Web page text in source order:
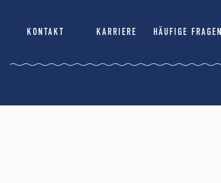
KONTAKT KARRIERE HÄUFIGE FRAGEN